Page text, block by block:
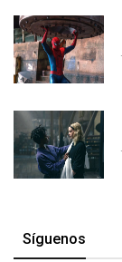
Síguenos